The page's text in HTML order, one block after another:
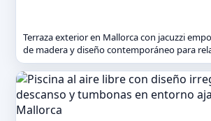
Terraza exterior en Mallorca con jacuzzi
de madera y diseño contemporáneo para